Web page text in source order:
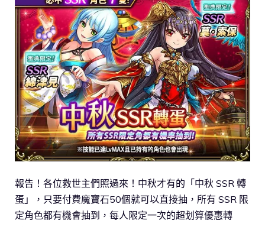
報告！各位救世主們照過來！中秋才有的「中秋 SSR 轉
蛋」，只要付費魔寶石50個就可以直接抽，所有 SSR 限
定角色都有機會抽到，每人限定一次的超划算優惠轉